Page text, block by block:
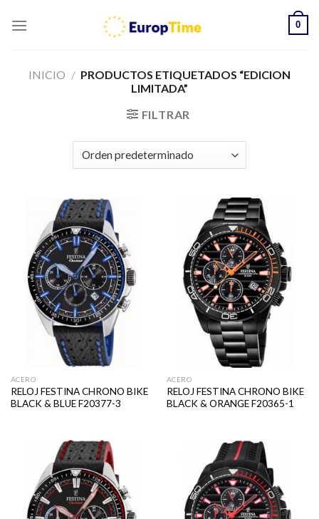
0
INICIO / PRODUCTOS ETIQUETADOS “EDICION
LIMITADA”
FILTRAR
ACERO
RELOJ FESTINA CHRONO BIKE
BLACK & BLUE F20377-3
ACERO
RELOJ FESTINA CHRONO BIKE
BLACK & ORANGE F20365-1